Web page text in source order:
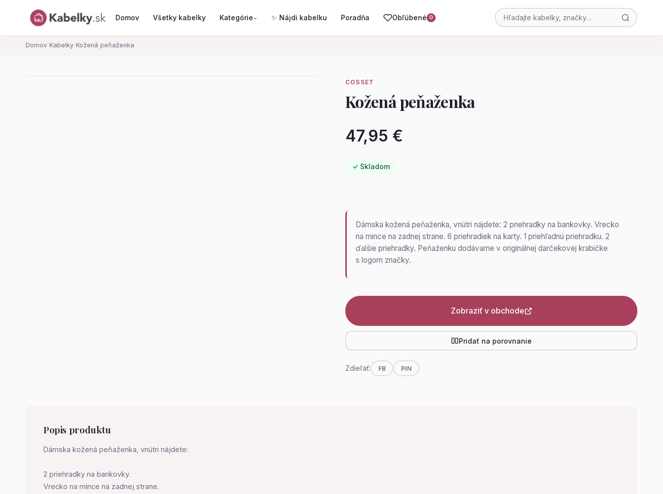
Domov Všetky kabelky Kategórie ⌄ ✨ Nájdi kabelku Poradňa Obľúbené 0
Domov› Kabelky› Kožená peňaženka
COSSET
Kožená peňaženka
47,95 €
✓ Skladom
Dámska kožená peňaženka, vnútri nájdete: 2 priehradky na bankovky. Vrecko
na mince na zadnej strane. 6 priehradiek na karty. 1 priehľadnú priehradku. 2
ďalšie priehradky. Peňaženku dodávame v originálnej darčekovej krabičke
s logom značky.
Zobraziť v obchode
Pridať na porovnanie
Zdieľať: FB PIN
Popis produktu
Dámska kožená peňaženka, vnútri nájdete:
2 priehradky na bankovky.
Vrecko na mince na zadnej strane.